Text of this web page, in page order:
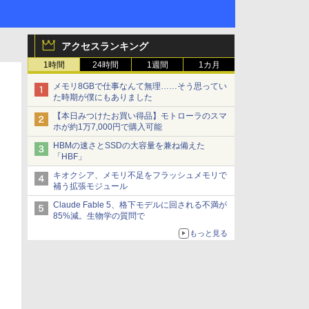
アクセスランキング
1時間 24時間 1週間 1カ月
メモリ8GBで仕事なんて無理……そう思ってい
た時期が僕にもありました
【本日みつけたお買い得品】モトローラのスマ
ホが約1万7,000円で購入可能
HBMの速さとSSDの大容量を兼ね備えた
「HBF」
キオクシア、メモリ不足をフラッシュメモリで
補う拡張モジュール
Claude Fable 5、格下モデルに回される不満が
85%減。生物学の質問で
もっと見る